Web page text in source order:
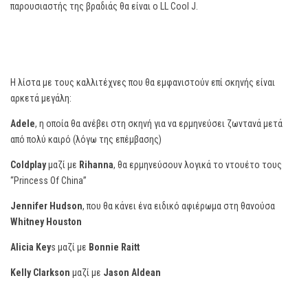
παρουσιαστής της βραδιάς θα είναι ο LL Cool J.
Η λίστα με τους καλλιτέχνες που θα εμφανιστούν επί σκηνής είναι
αρκετά μεγάλη:
Adele, η οποία θα ανέβει στη σκηνή για να ερμηνεύσει ζωντανά μετά
από πολύ καιρό (λόγω της επέμβασης)
Coldplayμαζί με Rihanna, θα ερμηνεύσουν λογικά το ντουέτο τους
“Princess Of China”
Jennifer Hudson, που θα κάνει ένα ειδικό αφιέρωμα στη θανούσα
Whitney Houston
Alicia Keys μαζί με Bonnie Raitt
Kelly Clarkson μαζί με Jason Aldean